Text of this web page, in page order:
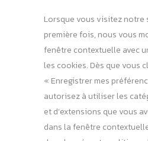
Lorsque vous visitez notre
première fois, nous vous
fenêtre contextuelle avec
les cookies. Dès que vous
« Enregistrer mes
autorisez à utiliser les
et d’extensions que vous
dans la fenêtre